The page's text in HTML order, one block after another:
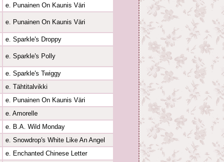
e. Punainen On Kaunis Väri
e. Punainen On Kaunis Väri
e. Sparkle's Droppy
e. Sparkle's Polly
e. Sparkle's Twiggy
e. Tähtitalvikki
e. Punainen On Kaunis Väri
e. Amorelle
e. B.A. Wild Monday
e. Snowdrop's White Like An Angel
e. Enchanted Chinese Letter